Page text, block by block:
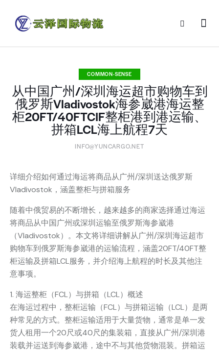
COMMON-SENSE
从中国广州/深圳海运超市购物车到
俄罗斯Vladivostok海参崴港海运整
柜20FT/40FTCIF整柜港到港运输、
拼箱LCL海上航程7天
INFO@YUNCARGO.NET
详细介绍如何通过海运将商品从广州/深圳送达俄罗斯
Vladivostok，涵盖整柜与拼箱服务
随着中俄贸易的不断增长，越来越多的商家选择通过海运
将商品从中国广州或深圳运输至俄罗斯海参崴港
（Vladivostok）。本文将详细讲解从广州/深圳海运超市
购物车到俄罗斯海参崴港的运输流程，涵盖20FT/40FT整
柜运输及拼箱LCL服务，并介绍海上航程的时长及其他注
意事项。
1. 海运整柜（FCL）与拼箱（LCL）概述
在海运过程中，整柜运输（FCL）与拼箱运输（LCL）是两
种常见的方式。整柜运输适用于大量货物，通常是单一发
货人租用一个20尺或40尺的集装箱，直接从广州/深圳港
装载并运送到海参崴港，途中不与其他货物混装。拼箱运